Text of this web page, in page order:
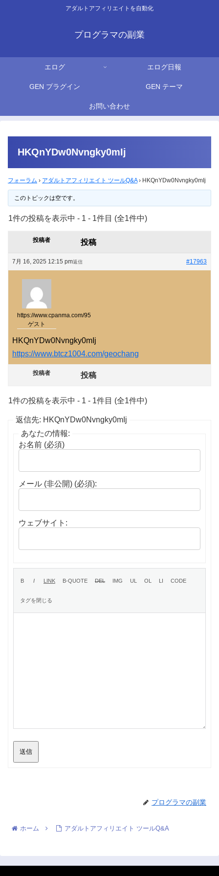
アダルトアフィリエイトを自動化
プログラマの副業
エログ エログ日報
GEN プラグイン GEN テーマ
お問い合わせ
HKQnYDw0Nvngky0mIj
フォーラム › アダルトアフィリエイト ツールQ&A › HKQnYDw0Nvngky0mIj
このトピックは空です。
1件の投稿を表示中 - 1 - 1件目 (全1件中)
投稿者 投稿
7月 16, 2025 12:15 pm #17963
返信
https://www.cpanma.com/95
ゲスト
HKQnYDw0Nvngky0mIj
https://www.btcz1004.com/geochang
投稿者 投稿
1件の投稿を表示中 - 1 - 1件目 (全1件中)
返信先: HKQnYDw0Nvngky0mIj
あなたの情報:
お名前 (必須)
メール (非公開) (必須):
ウェブサイト:
送信
プログラマの副業
ホーム アダルトアフィリエイト ツールQ&A